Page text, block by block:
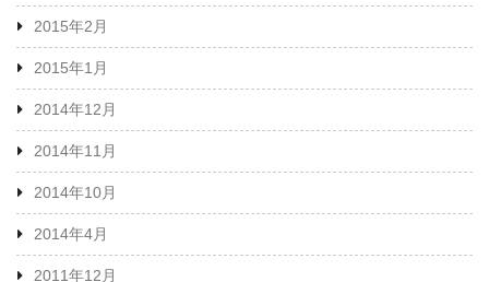
2015年2月
2015年1月
2014年12月
2014年11月
2014年10月
2014年4月
2011年12月